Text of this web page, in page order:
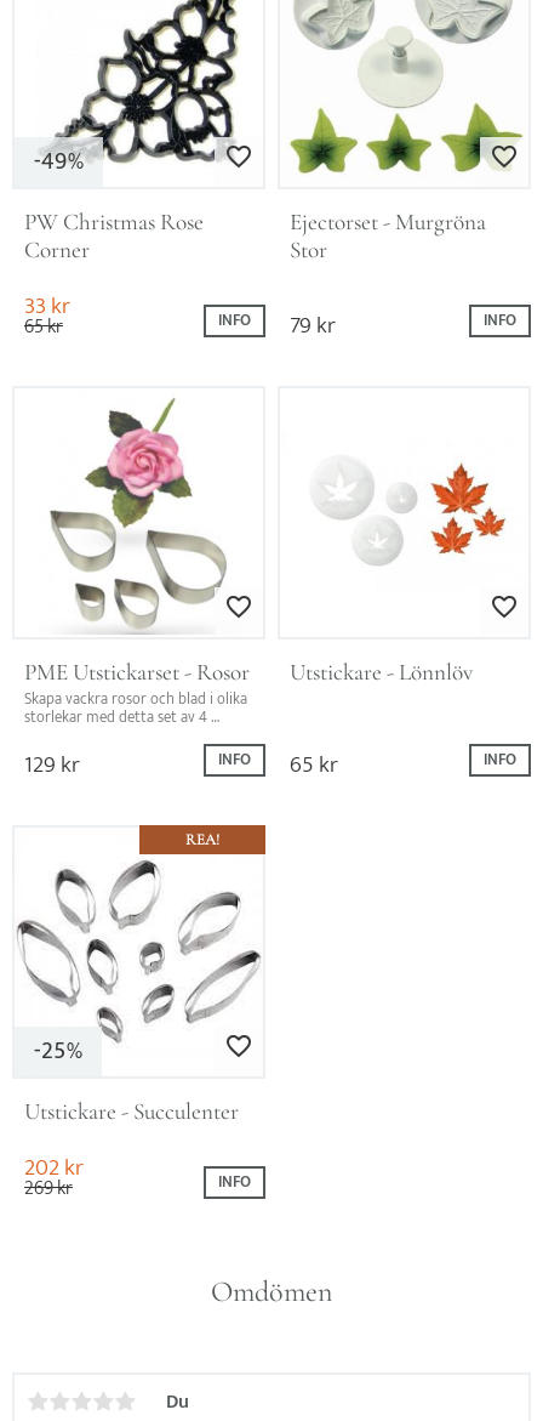
Omdömen
Du
Lägg till i favoriter
49%
PW Christmas Rose
Corner
33kr
65kr INFO
Lägg till i
Ejectorset - Murgröna
Stor
79kr INFO
Lägg till i favoriter
PME Utstickarset - Rosor
Skapa vackra rosor och blad i olika
storlekar med detta set av 4
detaljerade tårtdekorationer!
129kr INFO
Lägg till i
Utstickare - Lönnlöv
65kr INFO
Lägg till i favoriter
25%
Utstickare - Succulenter
202kr
269kr
REA!
INFO